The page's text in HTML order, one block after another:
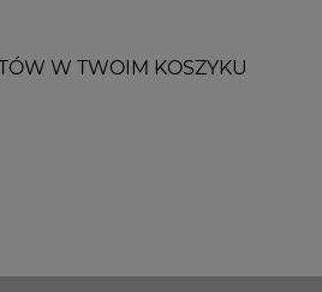
W TWOIM KOSZYKU